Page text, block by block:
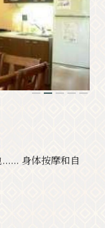
程
身体按摩和自